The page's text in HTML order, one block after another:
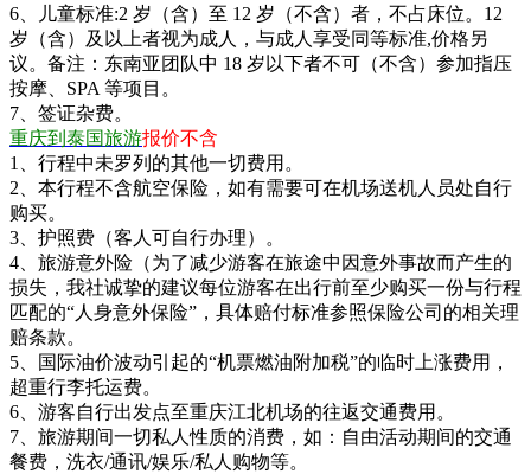
6、儿童标准:2 岁（含）至 12 岁（不含）者，不占床位。12
岁（含）及以上者视为成人，与成人享受同等标准,价格另
议。备注：东南亚团队中 18 岁以下者不可（不含）参加指压
按摩、SPA 等项目。
7、签证杂费。
重庆到泰国旅游报价不含
1、行程中未罗列的其他一切费用。
2、本行程不含航空保险，如有需要可在机场送机人员处自行
购买。
3、护照费（客人可自行办理）。
4、旅游意外险（为了减少游客在旅途中因意外事故而产生的
损失，我社诚挚的建议每位游客在出行前至少购买一份与行程
匹配的“人身意外保险”，具体赔付标准参照保险公司的相关理
赔条款。
5、国际油价波动引起的“机票燃油附加税”的临时上涨费用，
超重行李托运费。
6、游客自行出发点至重庆江北机场的往返交通费用。
7、旅游期间一切私人性质的消费，如：自由活动期间的交通
餐费，洗衣/通讯/娱乐/私人购物等。